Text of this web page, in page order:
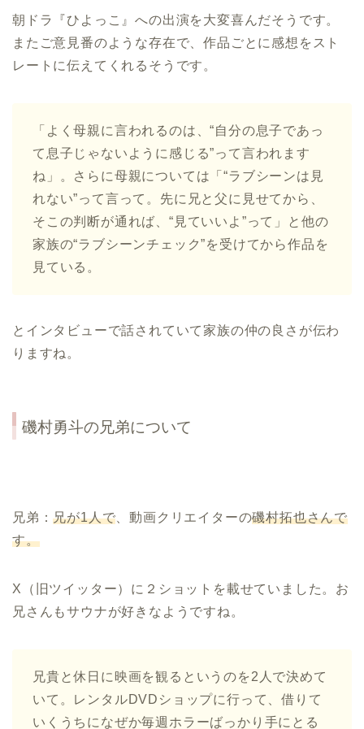
朝ドラ『ひよっこ』への出演を大変喜んだそうです。
またご意見番のような存在で、作品ごとに感想をスト
レートに伝えてくれるそうです。
「よく母親に言われるのは、“自分の息子であっ
て息子じゃないように感じる”って言われます
ね」。さらに母親については「“ラブシーンは見
れない”って言って。先に兄と父に見せてから、
そこの判断が通れば、“見ていいよ”って」と他の
家族の“ラブシーンチェック”を受けてから作品を
見ている。
とインタビューで話されていて家族の仲の良さが伝わ
りますね。
磯村勇斗の兄弟について
兄弟：兄が1人で 、動画クリエイターの磯村拓也さんで
す。
X（旧ツイッター）に２ショットを載せていました。お
兄さんもサウナが好きなようですね。
兄貴と休日に映画を観るというのを2人で決めて
いて。レンタルDVDショップに行って、借りて
いくうちになぜか毎週ホラーばっかり手にとる